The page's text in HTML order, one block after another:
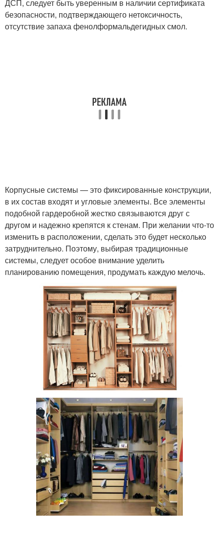
ДСП, следует быть уверенным в наличии сертификата
безопасности, подтверждающего нетоксичность,
отсутствие запаха фенолформальдегидных смол.
Корпусные системы — это фиксированные конструкции,
в их состав входят и угловые элементы. Все элементы
подобной гардеробной жестко связываются друг с
другом и надежно крепятся к стенам. При желании что-то
изменить в расположении, сделать это будет несколько
затруднительно. Поэтому, выбирая традиционные
системы, следует особое внимание уделить
планированию помещения, продумать каждую мелочь.